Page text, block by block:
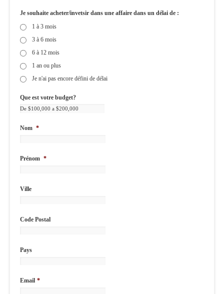
Je souhaite acheter/invetsir dans une affaire dans un délai de :
1 à 3 mois
3 à 6 mois
6 à 12 mois
1 an ou plus
Je n'ai pas encore défini de délai
Que est votre budget?
Nom *
Prénom *
Ville
Code Postal
Pays
Email *